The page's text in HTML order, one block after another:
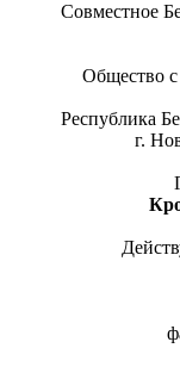
Совместное
Общество с
Республика
г.